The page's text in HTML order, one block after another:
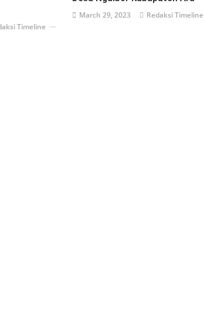
Timeline
March 29, 2023 Redaksi Timeline